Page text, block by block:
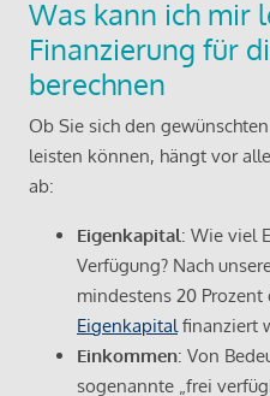
Was kann ich mir
Finanzierung für
berechnen
Ob Sie sich den
leisten können, hängt vor
ab:
Eigenkapital: Wie viel
Verfügung? Nach
mindestens 20
Eigenkapital finanziert
Einkommen: Von
sogenannte „frei